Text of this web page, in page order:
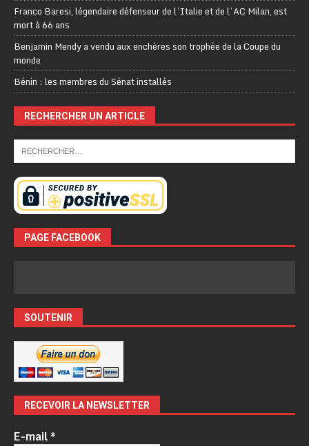
Franco Baresi, légendaire défenseur de l’Italie et de l’AC Milan, est
mort à 66 ans
Benjamin Mendy a vendu aux enchères son trophée de la Coupe du
monde
Bénin : les membres du Sénat installés
RECHERCHER UN ARTICLE
PAGE FACEBOOK
SOUTENIR
RECEVOIR LA NEWSLETTER
E-mail*